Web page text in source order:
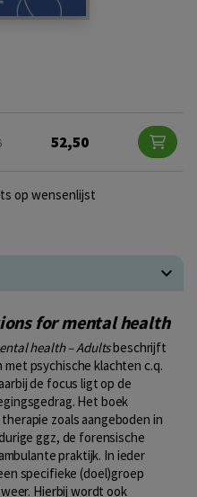
52,50
op wensenlijst
for mental health
health – Adultsbeschrijft
psychische klachten c.q.
de focus ligt op de
Het boek
zoals aangeboden in
ggz, de forensische
praktijk. In ieder
specifieke (doel)groep
Hierbij wordt ook